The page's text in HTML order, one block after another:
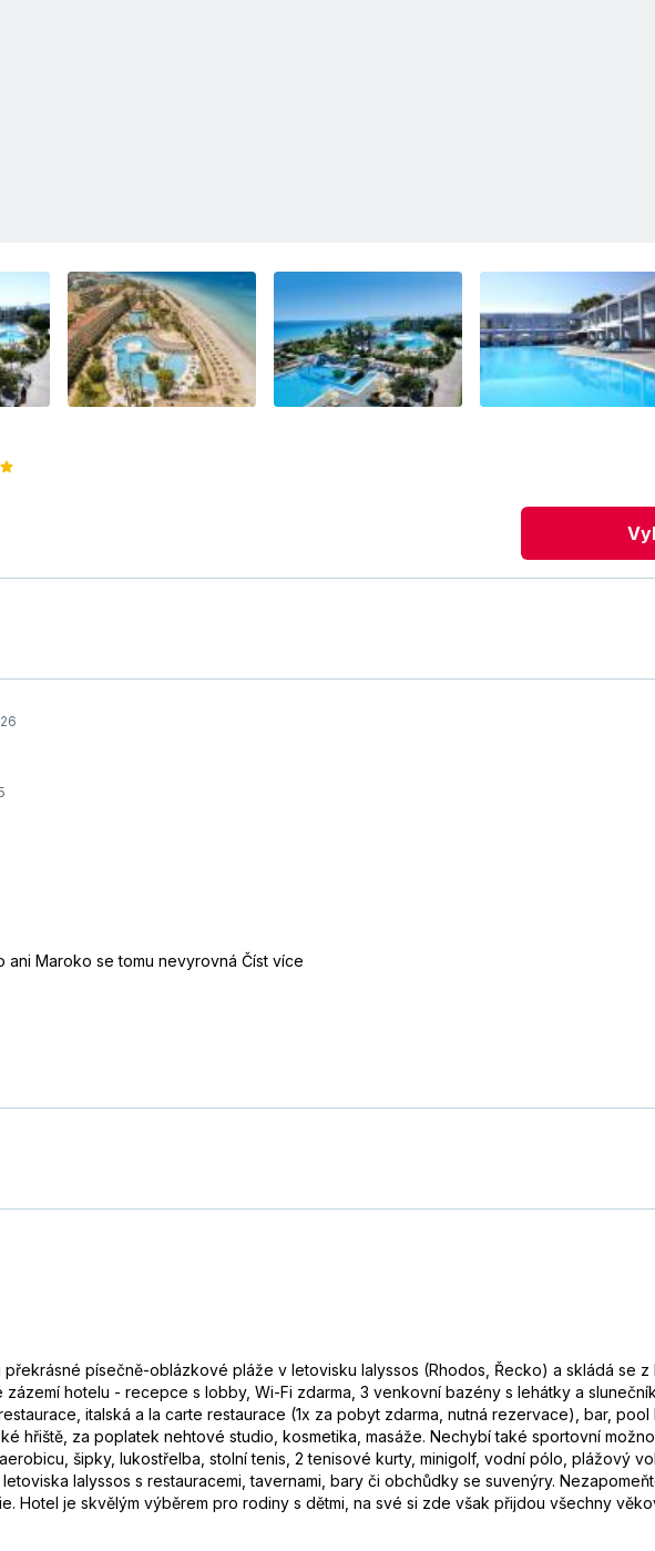
ani Maroko se tomu nevyrovná Číst více
destinacích, spíš3*. Pro naše potřeby byl fajn, parta s volejbalem, super bazén v
moderní, kuchyně odpovídající našemu očekávání. Animační programy byly na nižší
krásy ostrova Rhodos.
Číst více
založeným a aktivním párům nebo rodinám s většími dětmi. Každodenní různé
lidí a dětí, alkoholické nápoje zdarma a častý přelet přistávajících letadel pár metrů
rozmanitost miluje, rád pozoruje různé chování lidí, sám se rád aktivně
žádný pecivál, pak hurá na Rhodos do hotelu Sunshine. Určitě nebude litovat! :-)
písečně-oblázkové pláže v letovisku Ialyssos (Rhodos, Řecko) a skládá se z
hotelu - recepce s lobby, Wi-Fi zdarma, 3 venkovní bazény s lehátky a
italská a la carte restaurace (1x za pobyt zdarma, nutná rezervace), bar, pool
hřiště, za poplatek nehtové studio, kosmetika, masáže. Nechybí také sportovní
šipky, lukostřelba, stolní tenis, 2 tenisové kurty, minigolf, vodní pólo, plážový
Ialyssos s restauracemi, tavernami, bary či obchůdky se suvenýry.
Hotel je skvělým výběrem pro rodiny s dětmi, na své si zde však přijdou všechny